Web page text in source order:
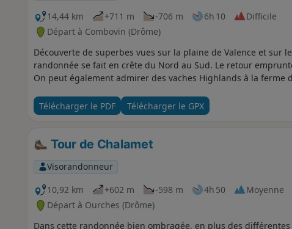
14,44 km
+711 m -706 m 6h 10
Difficile
Départ à Combovin (Drôme)
Découverte de superbes vues sur la plaine de Valence et sur
randonnée se fait en crête du Nord au Sud. Le retour
On peut également admirer des vaches Highlands à la ferme
Télécharger le PDF Télécharger le GPX
Tour de Chalamet
Visorandonneur
10,92 km
+602 m -598 m 4h 50
Moyenne
Départ à Ourches (Drôme)
Dans cette randonnée bien ombragée, en plus des différentes